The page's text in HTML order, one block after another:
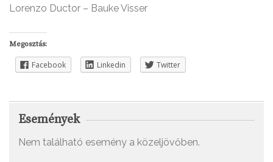
Lorenzo Ductor – Bauke Visser
Megosztás:
Facebook Linkedin Twitter
Események
Nem található esemény a közeljövőben.